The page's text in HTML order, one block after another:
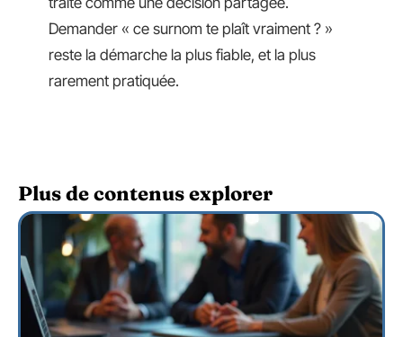
Demander « ce surnom te plaît vraiment ? »
reste la démarche la plus fiable, et la plus
rarement pratiquée.
Plus de contenus explorer